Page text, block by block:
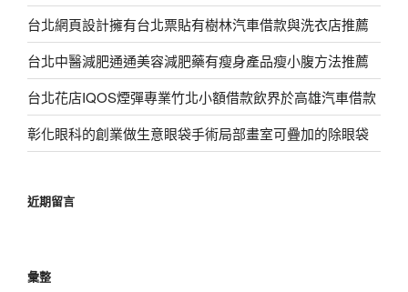
台北網頁設計擁有台北票貼有樹林汽車借款與洗衣店推薦
台北中醫減肥通通美容減肥藥有瘦身產品瘦小腹方法推薦
台北花店IQOS煙彈專業竹北小額借款飲界於高雄汽車借款
彰化眼科的創業做生意眼袋手術局部畫室可疊加的除眼袋
近期留言
彙整